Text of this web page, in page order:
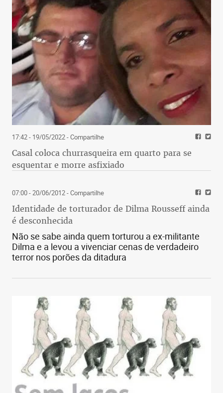
17:42 - 19/05/2022- Compartilhe
Casal coloca churrasqueira em quarto para se
esquentar e morre asfixiado
07:00 - 20/06/2012- Compartilhe
Identidade de torturador de Dilma Rousseff ainda
é desconhecida
Não se sabe ainda quem torturou a ex-militante
Dilma e a levou a vivenciar cenas de verdadeiro
terror nos porões da ditadura